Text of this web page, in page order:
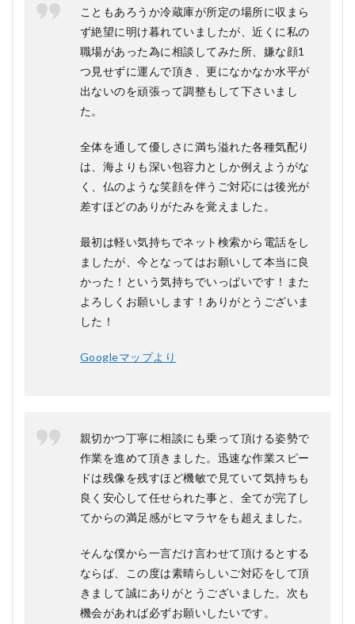
こともあろうか冷蔵庫が所定の場所に収まら
ず絶望に明け暮れていましたが、近くに私の
職場があった為に相談してみた所、嫌な顔1
つ見せずに運んで頂き、更になかなか水平が
出ないのを頑張って調整もして下さいまし
た。
全体を通して優しさに満ち溢れた各種気配り
は、海よりも深い包容力としか例えようがな
く、仏のような笑顔を伴うご対応には後光が
差すほどのありがたみを覚えました。
最初は軽い気持ちでネット検索から電話をし
ましたが、今となってはお願いして本当に良
かった！という気持ちでいっぱいです！また
よろしくお願いします！ありがとうございま
した！
Googleマップより
親切かつ丁寧に相談にも乗って頂ける姿勢で
作業を進めて頂きました。迅速な作業スピー
ドは残像を残すほど機敏で見ていて気持ちも
良く安心して任せられた事と、全てが完了し
てからの満足感がヒマラヤをも超えました。
そんな僕から一言だけ言わせて頂けるとする
ならば、この度は素晴らしいご対応をして頂
きまして誠にありがとうございました。次も
機会があれば必ずお願いしたいです。